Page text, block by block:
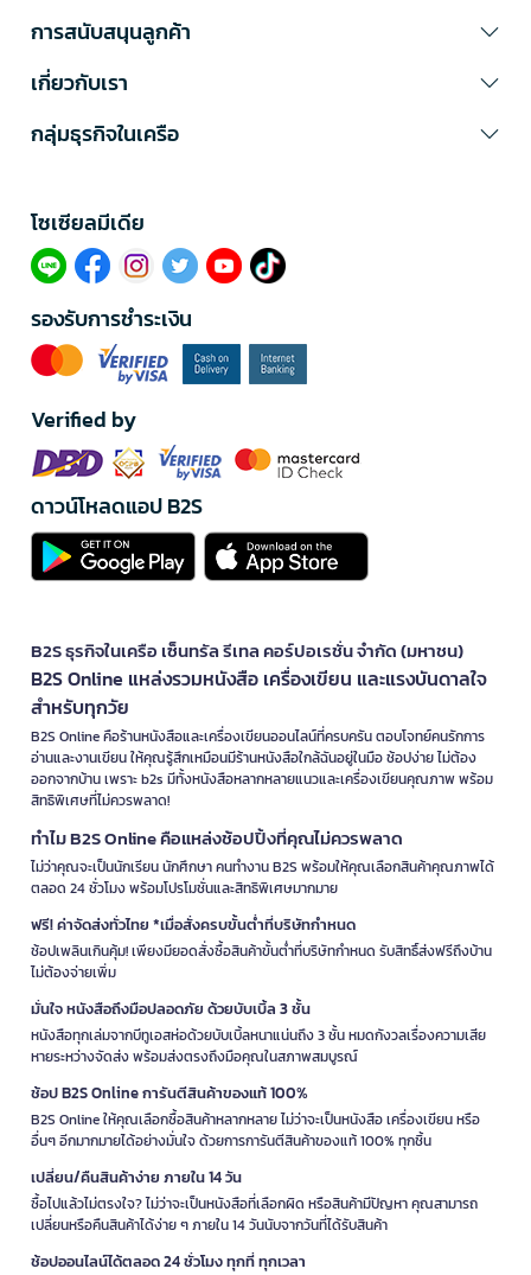
การสนับสนุนลูกค้า
เกี่ยวกับเรา
กลุ่มธุรกิจในเครือ
โซเซียลมีเดีย​
รองรับการชำระเงิน
Verified by
ดาวน์โหลดแอป B2S
B2S ธุรกิจในเครือ เซ็นทรัล รีเทล คอร์ปอเรชั่น จำกัด (มหาชน)
B2S Online แหล่งรวมหนังสือ เครื่องเขียน และแรงบันดาลใจ
สำหรับทุกวัย
B2S Online คือร้านหนังสือและเครื่องเขียนออนไลน์ที่ครบครัน ตอบโจทย์คนรักการ
อ่านและงานเขียน ให้คุณรู้สึกเหมือนมีร้านหนังสือใกล้ฉันอยู่ในมือ ช้อปง่าย ไม่ต้อง
ออกจากบ้าน เพราะ b2s มีทั้งหนังสือหลากหลายแนวและเครื่องเขียนคุณภาพ พร้อม
สิทธิพิเศษที่ไม่ควรพลาด!
ทำไม B2S Online คือแหล่งช้อปปิ้งที่คุณไม่ควรพลาด
ไม่ว่าคุณจะเป็นนักเรียน นักศึกษา คนทำงาน B2S พร้อมให้คุณเลือกสินค้าคุณภาพได้
ตลอด 24 ชั่วโมง พร้อมโปรโมชั่นและสิทธิพิเศษมากมาย
ฟรี! ค่าจัดส่งทั่วไทย *เมื่อสั่งครบขั้นต่ำที่บริษัทกำหนด
ช้อปเพลินเกินคุ้ม! เพียงมียอดสั่งซื้อสินค้าขั้นต่ำที่บริษัทกำหนด รับสิทธิ์ส่งฟรีถึงบ้าน
ไม่ต้องจ่ายเพิ่ม
มั่นใจ หนังสือถึงมือปลอดภัย ด้วยบับเบิ้ล 3 ชั้น
หนังสือทุกเล่มจากบีทูเอสห่อด้วยบับเบิ้ลหนาแน่นถึง 3 ชั้น หมดกังวลเรื่องความเสีย
หายระหว่างจัดส่ง พร้อมส่งตรงถึงมือคุณในสภาพสมบูรณ์
ช้อป B2S Online การันตีสินค้าของแท้ 100%
B2S Online ให้คุณเลือกซื้อสินค้าหลากหลาย ไม่ว่าจะเป็นหนังสือ เครื่องเขียน หรือ
อื่นๆ อีกมากมายได้อย่างมั่นใจ ด้วยการการันตีสินค้าของแท้ 100% ทุกชิ้น
เปลี่ยน/คืนสินค้าง่าย ภายใน 14 วัน
ซื้อไปแล้วไม่ตรงใจ? ไม่ว่าจะเป็นหนังสือที่เลือกผิด หรือสินค้ามีปัญหา คุณสามารถ
เปลี่ยนหรือคืนสินค้าได้ง่าย ๆ ภายใน 14 วันนับจากวันที่ได้รับสินค้า
ช้อปออนไลน์ได้ตลอด 24 ชั่วโมง ทุกที่ ทุกเวลา